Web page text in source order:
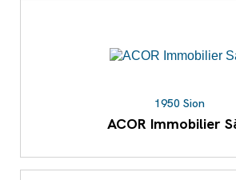
1950 Sion
ACOR Immobilier